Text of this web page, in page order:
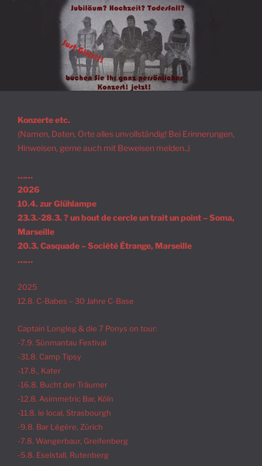
Konzerte etc.
(Namen, Daten, Orte alles unvollständig! Bei Erinnerungen,
Hinweisen, gerne auch mit Beweisen melden..)
……
2026
10.4. zur Glühlampe
23.3.-28.3. ? un bout de cercle un trait un point – Soma,
Marseille
20.3. Casquade – Société Étrange, Marseille
……
2025
12.8. C-Babes – 30 Jahre C-Base
Captain Longleg & die 7 Ponys on tour:
-7.9. Sünmantau Festival
-31.8. Camp Tipsy
-17.8., Kater
-16.8. Bucht der Träumer
-12.8. Asimmetric Bar, Köln
-11.8. le local, Strasbourgh
-9.8. Bar Légère, Zürich
-7.8. Wangerbaur, Greifenberg
-5.8. Eselstall, Rutenberg